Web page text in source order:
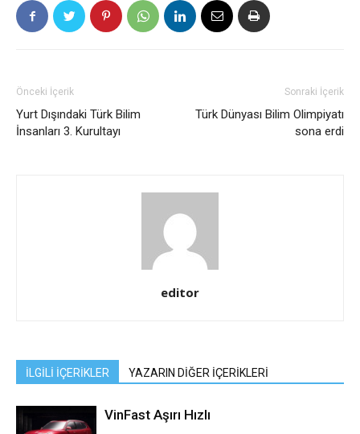
Önceki İçerik
Yurt Dışındaki Türk Bilim
İnsanları 3. Kurultayı
Sonraki İçerik
Türk Dünyası Bilim Olimpiyatı
sona erdi
editor
İLGİLİ İÇERİKLER YAZARIN DİĞER İÇERİKLERİ
VinFast Aşırı Hızlı